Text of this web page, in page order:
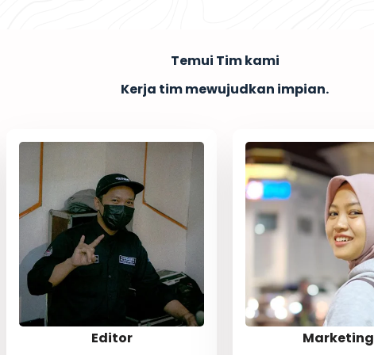
Temui Tim kami
Kerja tim mewujudkan impian.​
Editor Marketing